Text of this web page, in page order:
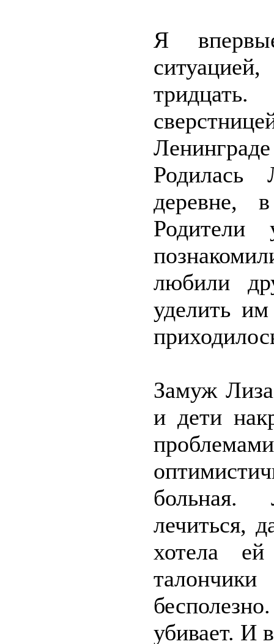
Я
деревне,
Родители
любили
уделить
Замуж
и дети
больная.
лечиться,
хотела ей
убивает. И